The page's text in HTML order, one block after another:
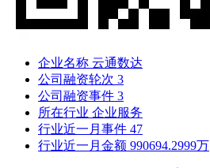
企业名称 云通数达
公司融资轮次 3
公司融资事件 3
所在行业 企业服务
行业近一月事件 47
行业近一月金额 990694.2999万